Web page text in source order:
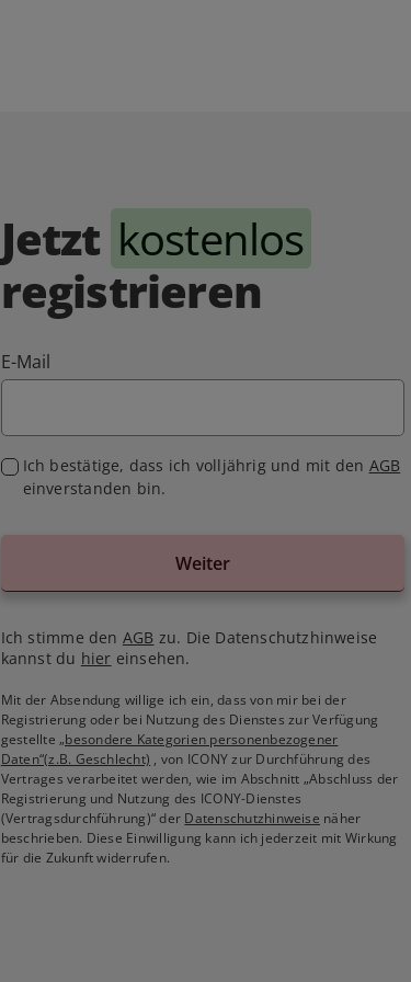
Jetzt kostenlos
registrieren
E-Mail
Ich bestätige, dass ich volljährig und mit den AGB
einverstanden bin.
Weiter
Ich stimme den AGB zu. Die Datenschutzhinweise
kannst du hier einsehen.
Mit der Absendung willige ich ein, dass von mir bei der
Registrierung oder bei Nutzung des Dienstes zur Verfügung
gestellte„besondere Kategorien personenbezogener
Daten“(z.B. Geschlecht) , von ICONY zur Durchführung des
Vertrages verarbeitet werden, wie im Abschnitt „Abschluss der
Registrierung und Nutzung des ICONY-Dienstes
(Vertragsdurchführung)“ der Datenschutzhinweise näher
beschrieben. Diese Einwilligung kann ich jederzeit mit Wirkung
für die Zukunft widerrufen.